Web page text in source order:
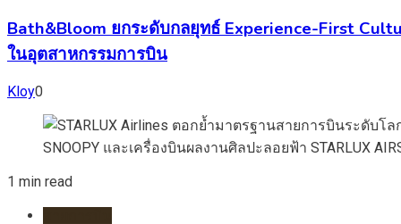
Bath&Bloom ยกระดับกลยุทธ์ Experience-First
ในอุตสาหกรรมการบิน
Kloy0
1 min read